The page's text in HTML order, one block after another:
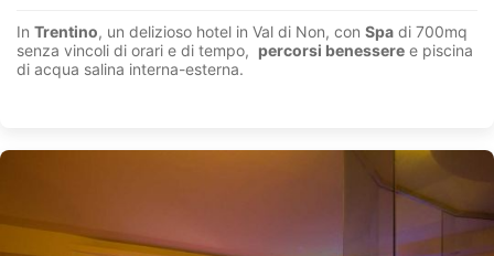
In Trentino, un delizioso hotel in Val di Non, con Spa di 700mq
senza vincoli di orari e di tempo, percorsi benessere e piscina
di acqua salina interna-esterna.